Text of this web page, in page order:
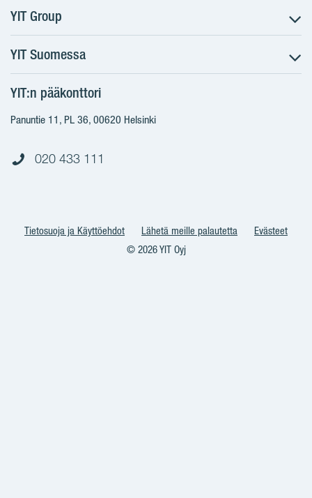
YIT Group
Tietoa YIT:stä
Töihin meille
Sijoittajat
Projektit
Media
YIT Suomessa
Myytävät asunnot
Vuokrattavat toimitilat
Infrarakentaminen
YIT:n pääkonttori
Panuntie 11, PL 36, 00620 Helsinki
020 433 111
Tietosuoja ja Käyttöehdot Lähetä meille palautetta
Evästeet
© 2026 YIT Oyj